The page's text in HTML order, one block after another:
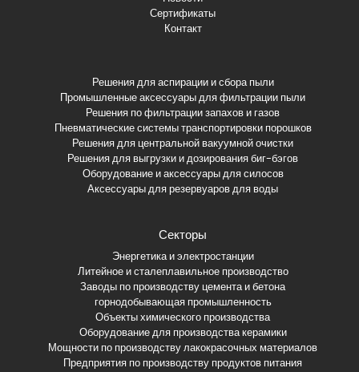
Сертификаты
Контакт
Решения для аспирации и сбора пыли
Промышленные аксессуары для фильтрации пыли
Решения по фильтрации запахов и газов
Пневматические системы транспортировки порошков
Решения для центральной вакуумной очистки
Решения для выгрузки и дозирования биг-бэгов
Оборудование и аксессуары для силосов
Аксессуары для резервуаров для воды
Секторы
Энергетика и электростанции
Литейное и сталеплавильное производство
Заводы по производству цемента и бетона
горнодобывающая промышленность
Объекты химического производства
Оборудование для производства керамики
Мощности по производству лакокрасочных материалов
Предприятия по производству продуктов питания